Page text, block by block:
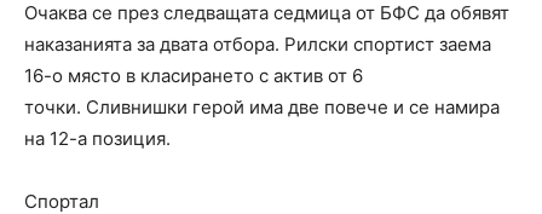
Очаква се през следващата седмица от БФС да обявят
наказанията за двата отбора. Рилски спортист заема
16-о място в класирането с актив от 6
точки. Сливнишки герой има две повече и се намира
на 12-а позиция.
Спортал